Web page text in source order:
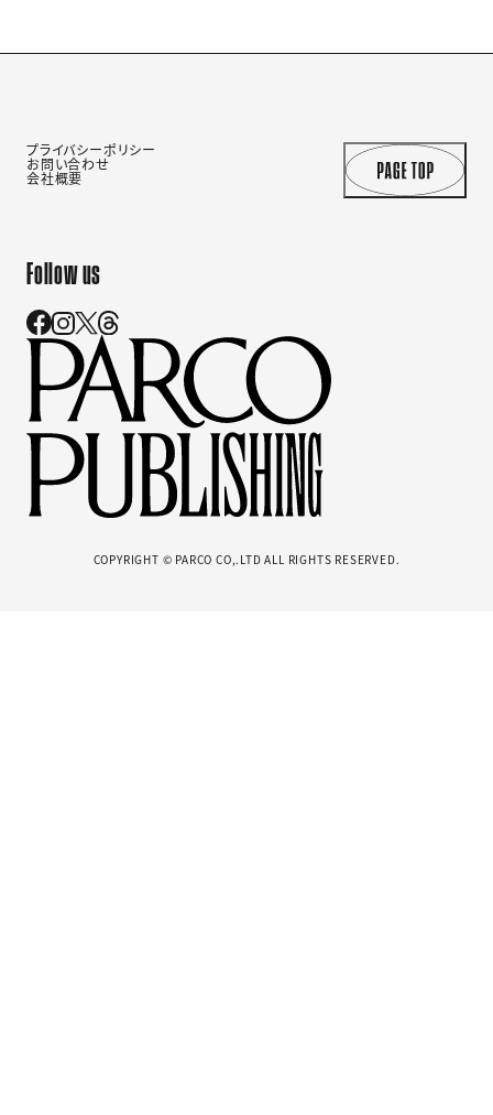
プライバシーポリシー
お問い合わせ
会社概要
Follow us
COPYRIGHT © PARCO CO,.LTD ALL RIGHTS RESERVED.